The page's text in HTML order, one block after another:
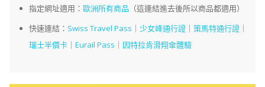
指定網址適用： 歐洲所有商品 （這連結進去後所以商品都適用）
快速連結： Swiss Travel Pass 少女峰通行證｜ 策馬特通行證｜
瑞士半價卡｜ Eurail Pass 因特拉肯滑翔傘體驗